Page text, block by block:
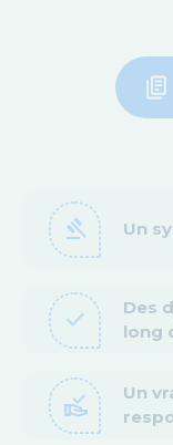
gavel Un
check
Des
long
approval_delegation
Un